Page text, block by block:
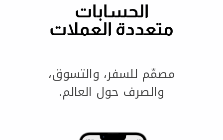
الحسابات
متعددة العملات
مصمّم للسفر، والتسوق،
والصرف حول العالم.